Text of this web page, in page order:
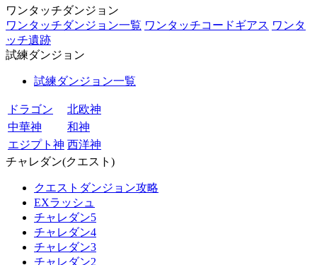
ワンタッチダンジョン
ワンタッチダンジョン一覧 ワンタッチコードギアス ワンタ
ッチ遺跡
試練ダンジョン
試練ダンジョン一覧
ドラゴン
北欧神
中華神
和神
エジプト神 西洋神
チャレダン(クエスト)
クエストダンジョン攻略
EXラッシュ
チャレダン5
チャレダン4
チャレダン3
チャレダン2